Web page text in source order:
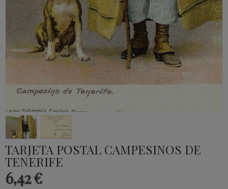
TARJETA POSTAL CAMPESINOS DE
TENERIFE
6,42 €